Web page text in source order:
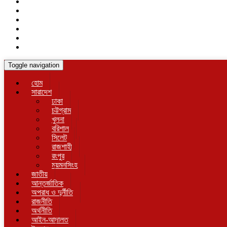
Toggle navigation
হোম
সারাদেশ
ঢাকা
চট্টগ্রাম
খুলনা
বরিশাল
সিলেট
রাজশাহী
রংপুর
ময়মনসিংহ
জাতীয়
আন্তর্জাতিক
অপরাধ ও দুর্নীতি
রাজনীতি
অর্থনীতি
আইন-আদালত